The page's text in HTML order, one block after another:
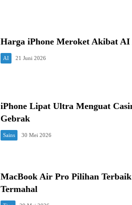
Harga iPhone Meroket Akibat
AI 21 Juni 2026
iPhone Lipat Ultra Menguat
Gebrak
Sains 30 Mei 2026
MacBook Air Pro Pilihan
Termahal